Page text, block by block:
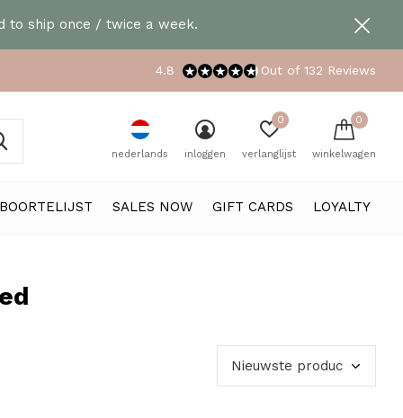
SALES NOW GIFT CARDS LOYALTY
nederlands inloggen verlanglijst
0
winkelwagen
0
4.8 Out of 132 Reviews
to ship once / twice a week.